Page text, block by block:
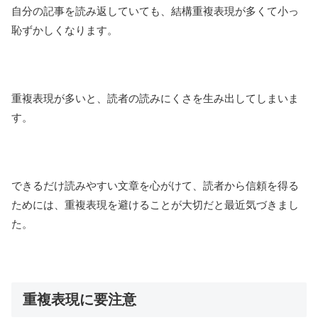
自分の記事を読み返していても、結構重複表現が多くて小っ
恥ずかしくなります。
重複表現が多いと、読者の読みにくさを生み出してしまいま
す。
できるだけ読みやすい文章を心がけて、読者から信頼を得る
ためには、重複表現を避けることが大切だと最近気づきまし
た。
重複表現に要注意